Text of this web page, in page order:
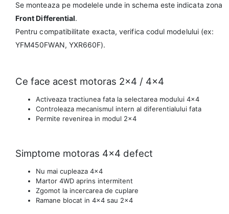
Se monteaza pe modelele unde in schema este indicata zona
Front Differential.
Pentru compatibilitate exacta, verifica codul modelului (ex:
YFM450FWAN, YXR660F).
Ce face acest motoras 2×4 / 4×4
Activeaza tractiunea fata la selectarea modului 4×4
Controleaza mecanismul intern al diferentialului fata
Permite revenirea in modul 2×4
Simptome motoras 4×4 defect
Nu mai cupleaza 4×4
Martor 4WD aprins intermitent
Zgomot la incercarea de cuplare
Ramane blocat in 4×4 sau 2×4